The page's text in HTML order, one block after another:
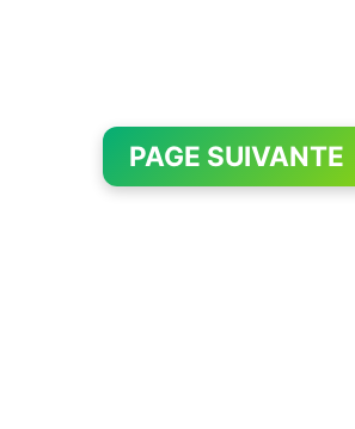
PAGE SUIVANTE